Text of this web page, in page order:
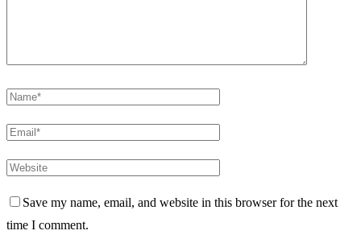
Save my name, email, and website in this browser for the next
time I comment.